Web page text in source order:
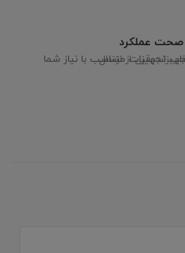
صحت عملکرد
قبل از ارسال
تجهیزات متناسب با نیاز شما